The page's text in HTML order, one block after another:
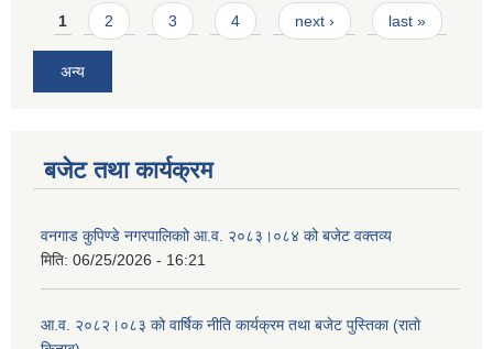
Pages
1 2 3 4 next › last »
अन्य
बजेट तथा कार्यक्रम
वनगाड कुपिण्डे नगरपालिकाो आ.व. २०८३।०८४ को बजेट वक्तव्य
मिति: 06/25/2026 - 16:21
आ.व. २०८२।०८३ को वार्षिक नीति कार्यक्रम तथा बजेट पुस्तिका (रातो